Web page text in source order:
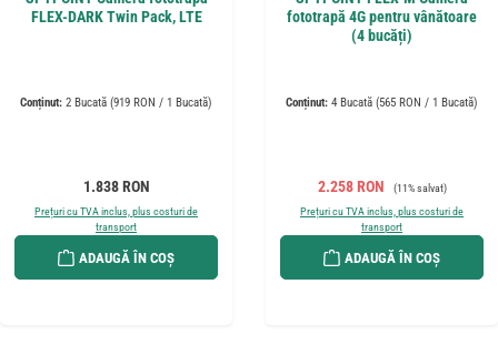
FLEX-DARK Twin Pack, LTE
Conținut: 2 Bucată (919 RON / 1 Bucată)
Preț obișnuit:
1.838 RON
Prețuri cu TVA inclus, plus costuri de
transport
ADAUGĂ ÎN COȘ
fototrapă 4G pentru vânătoare
(4 bucăți)
Conținut: 4 Bucată (565 RON / 1 Bucată)
Preț de vânzare:
2.258 RON Preț obișnuit:
(11% salvat)
Prețuri cu TVA inclus, plus costuri de
transport
ADAUGĂ ÎN COȘ